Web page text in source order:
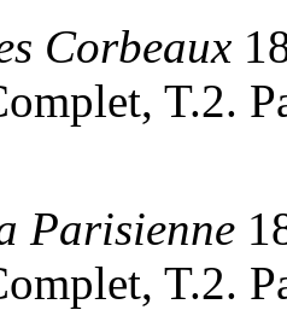
Corbeaux
T.2.
Parisienne
T.2.